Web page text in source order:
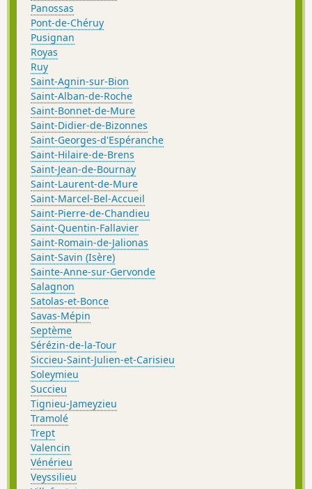
Panossas
Pont-de-Chéruy
Pusignan
Royas
Ruy
Saint-Agnin-sur-Bion
Saint-Alban-de-Roche
Saint-Bonnet-de-Mure
Saint-Didier-de-Bizonnes
Saint-Georges-d'Espéranche
Saint-Hilaire-de-Brens
Saint-Jean-de-Bournay
Saint-Laurent-de-Mure
Saint-Marcel-Bel-Accueil
Saint-Pierre-de-Chandieu
Saint-Quentin-Fallavier
Saint-Romain-de-Jalionas
Saint-Savin (Isère)
Sainte-Anne-sur-Gervonde
Salagnon
Satolas-et-Bonce
Savas-Mépin
Septème
Sérézin-de-la-Tour
Siccieu-Saint-Julien-et-Carisieu
Soleymieu
Succieu
Tignieu-Jameyzieu
Tramolé
Trept
Valencin
Vénérieu
Veyssilieu